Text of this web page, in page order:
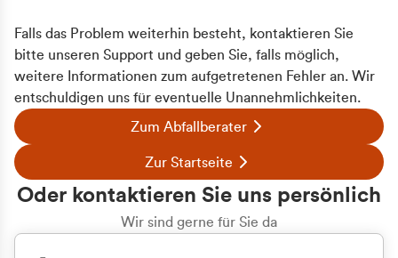
Falls das Problem weiterhin besteht, kontaktieren Sie
bitte unseren Support und geben Sie, falls möglich,
weitere Informationen zum aufgetretenen Fehler an. Wir
entschuldigen uns für eventuelle Unannehmlichkeiten.
Zum Abfallberater
Zur Startseite
Oder kontaktieren Sie uns persönlich
Wir sind gerne für Sie da